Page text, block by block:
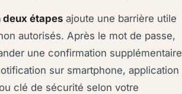
étapes ajoute une barrière utile
autorisés. Après le mot de passe,
une confirmation supplémentaire
sur smartphone, application
clé de sécurité selon votre